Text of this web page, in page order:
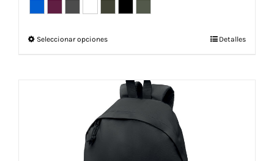
Seleccionar opcionesEste
múltiples
variantes.
Las
opciones
Detalles